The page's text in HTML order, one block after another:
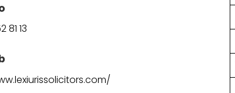
81 13